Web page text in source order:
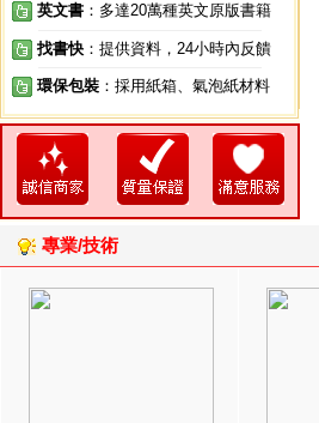
英文書 ：多達20萬種英文原版書籍
找書快 ：提供資料，24小時內反饋
環保包裝 ：採用紙箱、氣泡紙材料
專業/技術